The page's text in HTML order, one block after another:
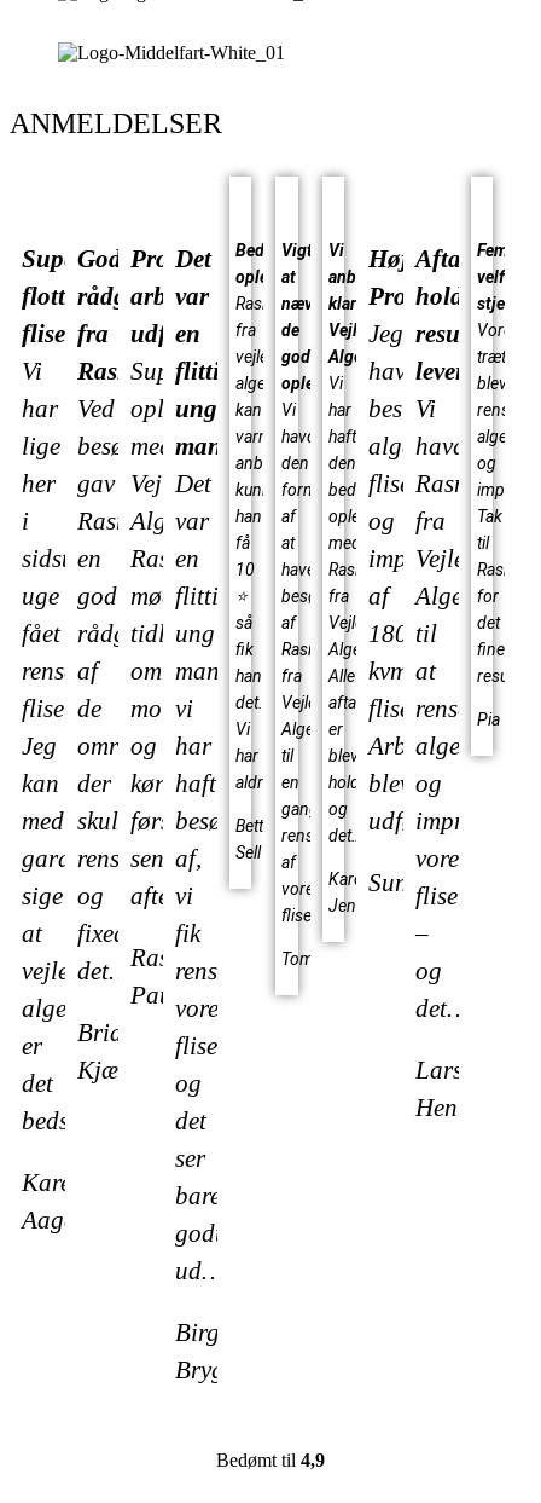
ANMELDELSER
Super
flotte
fliser
Vi
har
lige
her
i
sidste
uge
fået
renset
fliser.
Jeg
kan
med
garanti
sige
at
vejle
algerens
er
det
bedste…
Karen
Aagård
God
rådgivning
fra
Rasmus
Ved
besøget
gav
Rasmus
en
god
rådgivning
af
de
områder
der
skulle
renses
og
fixede
det…
Brian
Kjær
Professionelt
arbejde
udført
Super
oplevelse
med
Vejle
Algerens.
Rasmus
mødte
tidligt
om
morgenen
og
kørte
først
sent
aften…
Rasmus
Paulin
Det
var
en
flittig
ung
mand
Det
var
en
flittig
ung
mand
vi
har
haft
besøg
af,
vi
fik
renset
vores
fliser
og
det
ser
bare
godt
ud…
Birgitte
Brygmann
Bedste
oplevelse
Rasmus
fra
vejle-
algerens
kan
varmt
anbefales..
kunne
han
få
10
⭐
så
fik
han
det.
Vi
har
aldrig…
Bettina
Sell
Vigtigt
at
nævne
de
gode
oplevelser
Vi
havde
den
fornøjelse
af
at
have
besøg
af
Rasmus
fra
Vejle
Algerens
til
en
gang
rens
af
vores
fliser…
Tommy
Vi
anbefaler
klart
Vejle
Algerens
Vi
har
haft
den
bedste
oplevelse
med
Rasmus
fra
Vejle
Algerens.
Alle
aftaler
er
blevet
holdt
og
det…
Karen
Jensen
Høj
Jeg
havde
bestilt
algerens,
fliserens
og
imprægnering
af
180
kvm
fliser.
Arbejdet
blev
udført…
Sunflowers
Aftaler
holdes,
resultater
leveres!
Vi
havde
Rasmus
fra
Vejle
Algerens
til
at
rense,
og
imprægnere
vores
fliser
–
og
det…
Lars
Henriksen
Fem
stjerner
Vores
blev
renset,
og
Tak
til
Rasmus
for
det
fine
resultat…
Pia
Bedømt til 4,9